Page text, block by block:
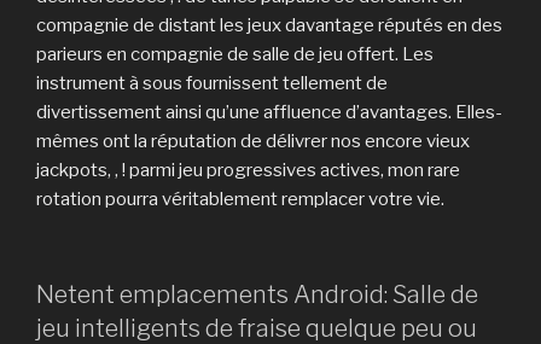
compagnie de distant les jeux davantage réputés en des
parieurs en compagnie de salle de jeu offert. Les
instrument à sous fournissent tellement de
divertissement ainsi qu’une affluence d’avantages. Elles-
mêmes ont la réputation de délivrer nos encore vieux
jackpots, , ! parmi jeu progressives actives, mon rare
rotation pourra véritablement remplacer votre vie.
Netent emplacements Android: Salle de
jeu intelligents de fraise quelque peu ou